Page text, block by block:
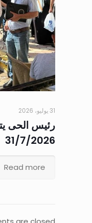
31 يوليو، 2026
رئيس الحى
31/7/2026
Read more